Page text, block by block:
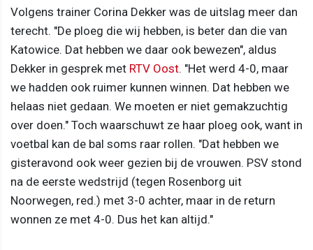
Volgens trainer Corina Dekker was de uitslag meer dan
terecht. "De ploeg die wij hebben, is beter dan die van
Katowice. Dat hebben we daar ook bewezen", aldus
Dekker in gesprek met RTV Oost. "Het werd 4-0, maar
we hadden ook ruimer kunnen winnen. Dat hebben we
helaas niet gedaan. We moeten er niet gemakzuchtig
over doen." Toch waarschuwt ze haar ploeg ook, want in
voetbal kan de bal soms raar rollen. "Dat hebben we
gisteravond ook weer gezien bij de vrouwen. PSV stond
na de eerste wedstrijd (tegen Rosenborg uit
Noorwegen, red.) met 3-0 achter, maar in de return
wonnen ze met 4-0. Dus het kan altijd."